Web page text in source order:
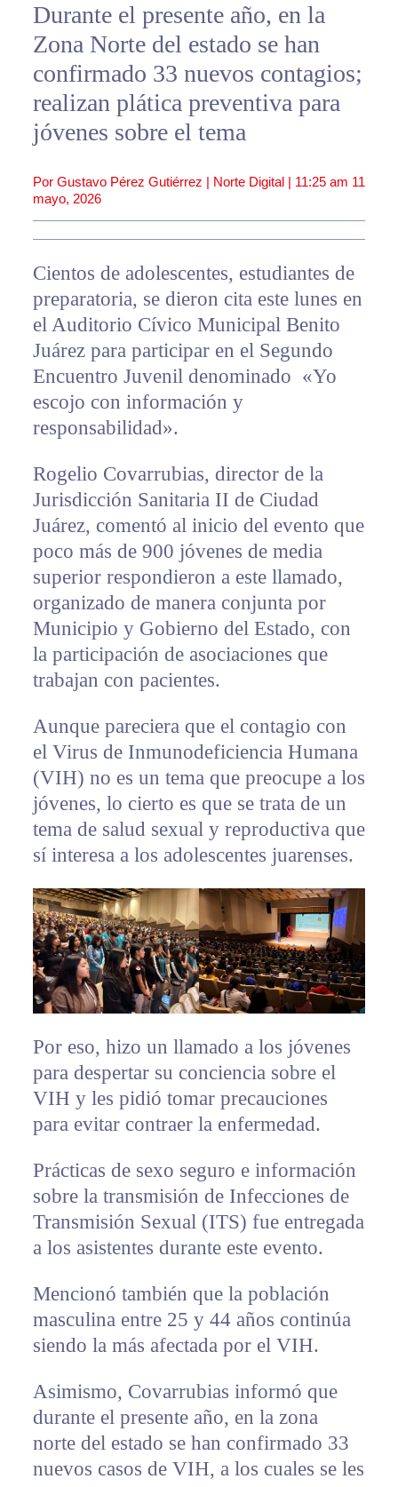
Durante el presente año, en la
Zona Norte del estado se han
confirmado 33 nuevos contagios;
realizan plática preventiva para
jóvenes sobre el tema
Por Gustavo Pérez Gutiérrez | Norte Digital | 11:25 am 11
mayo, 2026
Cientos de adolescentes, estudiantes de
preparatoria, se dieron cita este lunes en
el Auditorio Cívico Municipal Benito
Juárez para participar en el Segundo
Encuentro Juvenil denominado «Yo
escojo con información y
responsabilidad».
Rogelio Covarrubias, director de la
Jurisdicción Sanitaria II de Ciudad
Juárez, comentó al inicio del evento que
poco más de 900 jóvenes de media
superior respondieron a este llamado,
organizado de manera conjunta por
Municipio y Gobierno del Estado, con
la participación de asociaciones que
trabajan con pacientes.
Aunque pareciera que el contagio con
el Virus de Inmunodeficiencia Humana
(VIH) no es un tema que preocupe a los
jóvenes, lo cierto es que se trata de un
tema de salud sexual y reproductiva que
sí interesa a los adolescentes juarenses.
Por eso, hizo un llamado a los jóvenes
para despertar su conciencia sobre el
VIH y les pidió tomar precauciones
para evitar contraer la enfermedad.
Prácticas de sexo seguro e información
sobre la transmisión de Infecciones de
Transmisión Sexual (ITS) fue entregada
a los asistentes durante este evento.
Mencionó también que la población
masculina entre 25 y 44 años continúa
siendo la más afectada por el VIH.
Asimismo, Covarrubias informó que
durante el presente año, en la zona
norte del estado se han confirmado 33
nuevos casos de VIH, a los cuales se les